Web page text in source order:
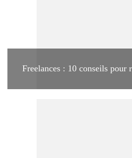
Freelances : 10 conseils pour